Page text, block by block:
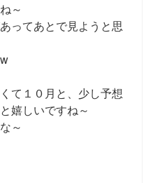
～
ってあとで見ようと思
て１０月と、少し予想
嬉しいですね～
～